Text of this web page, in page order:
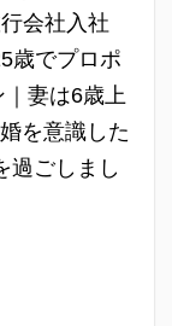
会社入社
歳でプロポ
妻は6歳上
を意識した
過ごしまし